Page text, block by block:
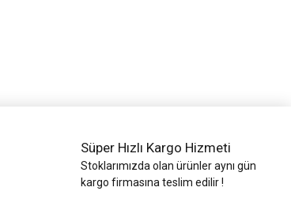
Süper Hızlı Kargo Hizmeti
Stoklarımızda olan ürünler aynı gün
kargo firmasına teslim edilir !